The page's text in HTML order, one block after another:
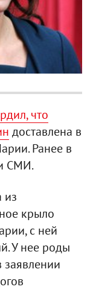
что
доставлена в
Ранее в
СМИ.
из
крыло
с ней
У нее роды
заявлении